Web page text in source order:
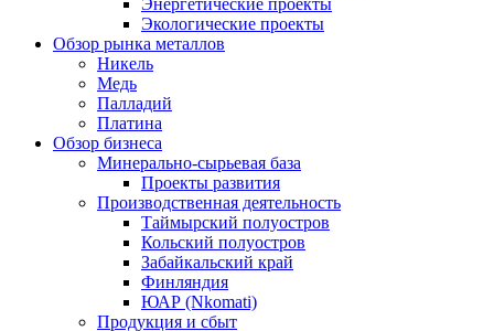
Энергетические проекты
Экологические проекты
Обзор рынка металлов
Никель
Медь
Палладий
Платина
Обзор бизнеса
Минерально-сырьевая база
Проекты развития
Производственная деятельность
Таймырский полуостров
Кольский полуостров
Забайкальский край
Финляндия
ЮАР (Nkomati)
Продукция и сбыт